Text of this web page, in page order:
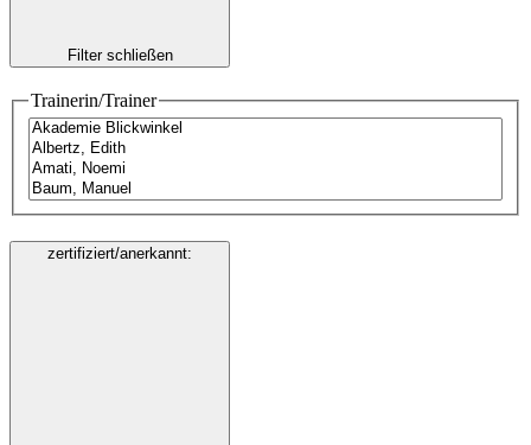
Filter schließen
Trainerin/Trainer
zertifiziert/anerkannt: